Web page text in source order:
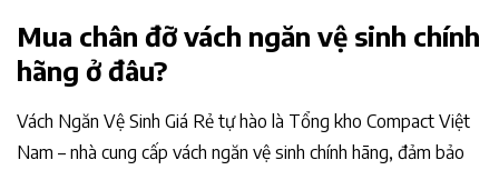
Mua chân đỡ vách ngăn vệ sinh chính
hãng ở đâu?
Vách Ngăn Vệ Sinh Giá Rẻ tự hào là Tổng kho Compact Việt
Nam – nhà cung cấp vách ngăn vệ sinh chính hãng, đảm bảo